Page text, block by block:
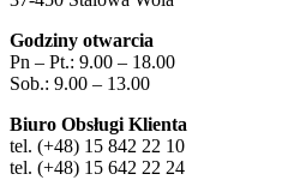
Godziny otwarcia
Pn – Pt.: 9.00 – 18.00
Sob.: 9.00 – 13.00
Biuro Obsługi Klienta
tel. (+48) 15 842 22 10
tel. (+48) 15 642 22 24